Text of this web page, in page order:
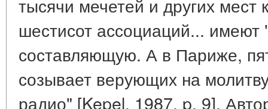
тысячи мечетей и других мест
шестисот ассоциаций... имеют
составляющую. А в Париже,
созывает верующих на
радио" [Kepel, 1987, p. 9].